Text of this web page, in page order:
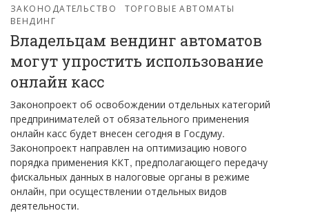
ЗАКОНОДАТЕЛЬСТВО
ТОРГОВЫЕ АВТОМАТЫ
ВЕНДИНГ
Владельцам вендинг автоматов
могут упростить использование
онлайн касс
Законопроект об освобождении отдельных категорий
предпринимателей от обязательного применения
онлайн касс будет внесен сегодня в Госдуму.
Законопроект направлен на оптимизацию нового
порядка применения ККТ, предполагающего передачу
фискальных данных в налоговые органы в режиме
онлайн, при осуществлении отдельных видов
деятельности.